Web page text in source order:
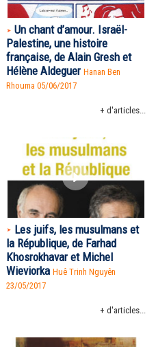
Un chant d’amour. Israël-
Palestine, une histoire
française, de Alain Gresh et
Hélène Aldeguer Hanan Ben
Rhouma 05/06/2017
+ d'articles...
Les juifs, les musulmans et
la République, de Farhad
Khosrokhavar et Michel
Wieviorka Huê Trinh Nguyên
23/05/2017
+ d'articles...